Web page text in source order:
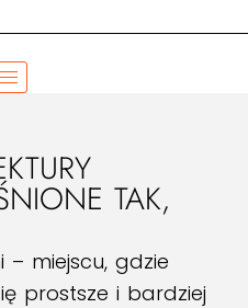
TAK,
– miejscu, gdzie
prostsze i bardziej